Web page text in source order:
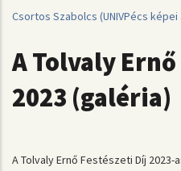
Csortos Szabolcs (UNIVPécs
A Tolvaly
2023 (galéria)
A Tolvaly Ernő Festészeti Díj 2023-